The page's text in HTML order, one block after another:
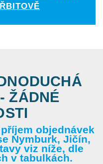
ŽÁDNÉ
objednávek
Nymburk, Jičín,
viz níže, dle
v tabulkách.